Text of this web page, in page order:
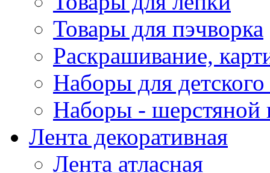
Товары для пэчворка
Раскрашивание,
Наборы для
Наборы - шерстяной
Лента декоративная
Лента атласная